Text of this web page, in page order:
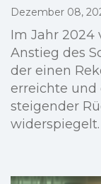
Dezember 08,
Im Jahr 2024
Anstieg des
der einen
erreichte und
steigender
widerspiegelt.